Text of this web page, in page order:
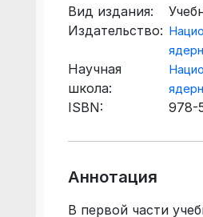
Вид издания:
Издательство:
Научная
школа:
ISBN: 978-
Аннотация
В первой части